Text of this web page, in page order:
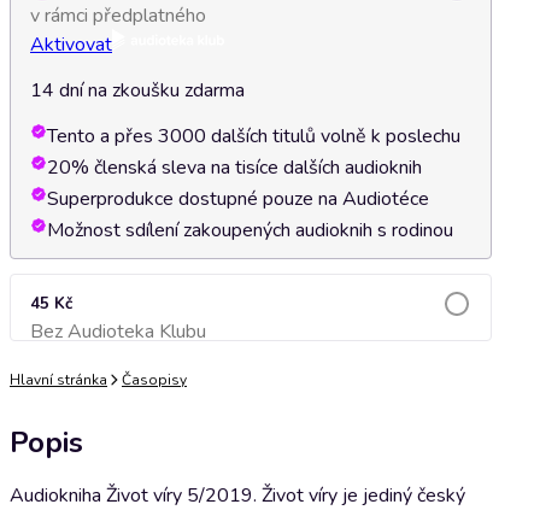
v rámci předplatného
Aktivovat
14 dní na zkoušku zdarma
Tento a přes 3000 dalších titulů volně k poslechu
20% členská sleva na tisíce dalších audioknih
Superprodukce dostupné pouze na Audiotéce
Možnost sdílení zakoupených audioknih s rodinou
45 Kč
Bez Audioteka KlubuPřidat do košíku
Hlavní stránka Časopisy
Popis
Audiokniha Život víry 5/2019. Život víry je jediný český